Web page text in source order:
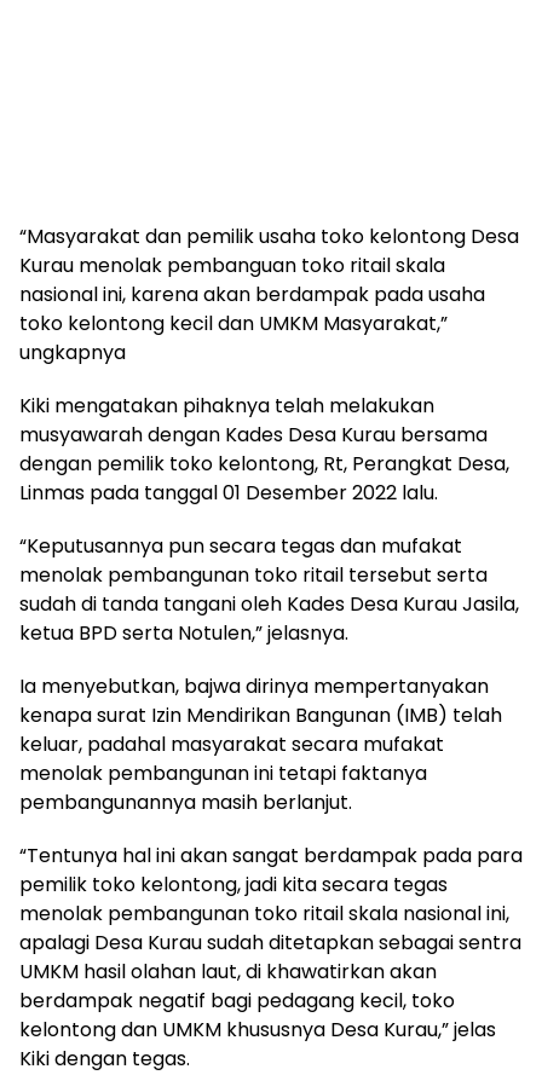
“Masyarakat dan pemilik usaha toko kelontong Desa
Kurau menolak pembanguan toko ritail skala
nasional ini, karena akan berdampak pada usaha
toko kelontong kecil dan UMKM Masyarakat,”
ungkapnya
Kiki mengatakan pihaknya telah melakukan
musyawarah dengan Kades Desa Kurau bersama
dengan pemilik toko kelontong, Rt, Perangkat Desa,
Linmas pada tanggal 01 Desember 2022 lalu.
“Keputusannya pun secara tegas dan mufakat
menolak pembangunan toko ritail tersebut serta
sudah di tanda tangani oleh Kades Desa Kurau Jasila,
ketua BPD serta Notulen,” jelasnya.
Ia menyebutkan, bajwa dirinya mempertanyakan
kenapa surat Izin Mendirikan Bangunan (IMB) telah
keluar, padahal masyarakat secara mufakat
menolak pembangunan ini tetapi faktanya
pembangunannya masih berlanjut.
“Tentunya hal ini akan sangat berdampak pada para
pemilik toko kelontong, jadi kita secara tegas
menolak pembangunan toko ritail skala nasional ini,
apalagi Desa Kurau sudah ditetapkan sebagai sentra
UMKM hasil olahan laut, di khawatirkan akan
berdampak negatif bagi pedagang kecil, toko
kelontong dan UMKM khususnya Desa Kurau,” jelas
Kiki dengan tegas.